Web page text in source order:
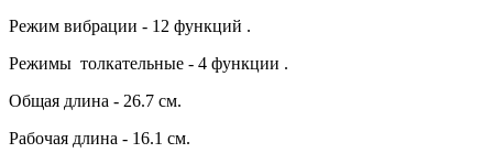
Режим вибрации - 12 функций .
Режимы толкательные - 4 функции .
Общая длина - 26.7 см.
Рабочая длина - 16.1 см.